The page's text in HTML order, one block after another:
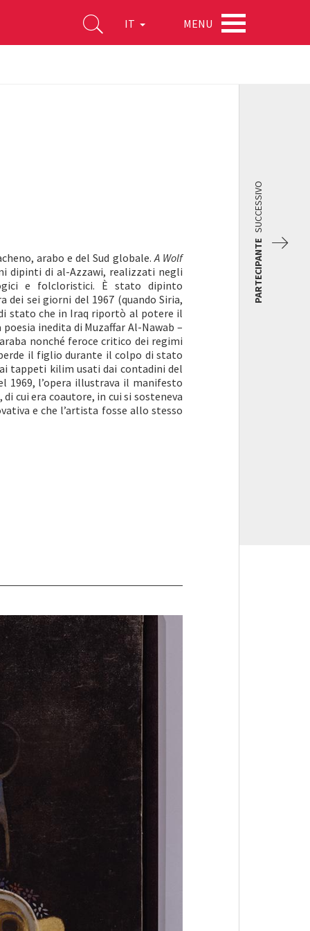
IT MENU
arabo e del Sud globale.A Wolf
dipinti di al-Azzawi, realizzati negli
e folcloristici. È stato dipinto
sei giorni del 1967 (quando Siria,
stato che in Iraq riportò al potere il
inedita di Muzaffar Al-Nawab –
nonché feroce critico dei regimi
il figlio durante il colpo di stato
tappeti kilim usati dai contadini del
1969, l’opera illustrava il manifesto
cui era coautore, in cui si sosteneva
e che l’artista fosse allo stesso
PARTECIPANTE
SUCCESSIVO